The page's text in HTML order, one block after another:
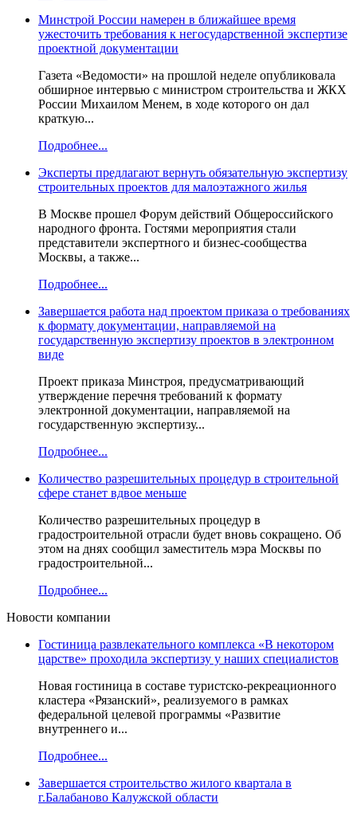
Минстрой России намерен в ближайшее время
ужесточить требования к негосударственной экспертизе
проектной документации
Газета «Ведомости» на прошлой неделе опубликовала
обширное интервью с министром строительства и ЖКХ
России Михаилом Менем, в ходе которого он дал
краткую...
Подробнее...
Эксперты предлагают вернуть обязательную экспертизу
строительных проектов для малоэтажного жилья
В Москве прошел Форум действий Общероссийского
народного фронта. Гостями мероприятия стали
представители экспертного и бизнес-сообщества
Москвы, а также...
Подробнее...
Завершается работа над проектом приказа о требованиях
к формату документации, направляемой на
государственную экспертизу проектов в электронном
виде
Проект приказа Минстроя, предусматривающий
утверждение перечня требований к формату
электронной документации, направляемой на
государственную экспертизу...
Подробнее...
Количество разрешительных процедур в строительной
сфере станет вдвое меньше
Количество разрешительных процедур в
градостроительной отрасли будет вновь сокращено. Об
этом на днях сообщил заместитель мэра Москвы по
градостроительной...
Подробнее...
Новости компании
Гостиница развлекательного комплекса «В некотором
царстве» проходила экспертизу у наших специалистов
Новая гостиница в составе туристско-рекреационного
кластера «Рязанский», реализуемого в рамках
федеральной целевой программы «Развитие
внутреннего и...
Подробнее...
Завершается строительство жилого квартала в
г.Балабаново Калужской области